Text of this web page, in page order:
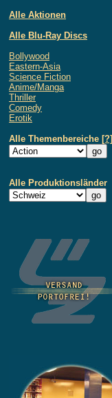
Alle Aktionen
Alle Blu-Ray Discs
Bollywood
Eastern-Asia
Science Fiction
Anime/Manga
Thriller
Comedy
Erotik
Alle Themenbereiche [?]
Alle Produktionsländer